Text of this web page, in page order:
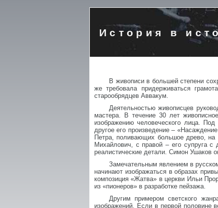
История в
В живописи в большей степени
же требовала придерживаться
старообрядцев Аввакум.
Деятельностью живописцев
мастера. В течение 30 лет
изображению человеческого лица.
другое его произведение –
Петра, поливающих большое древо, на
Михайлович, с правой – его супруга с
реалистические детали. Симон Ушаков
Замечательным явлением в
начинают изображаться в образах
композиция «Жатва» в церкви Ильи
из «пионеров» в разработке пейзажа.
Другим примером светского
изображений. Если в первой половине